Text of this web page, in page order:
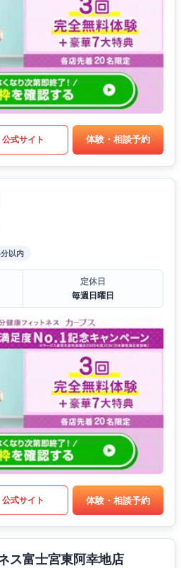
公式サイト 体験・相談予約
以内
定休日
毎週日曜日
公式サイト 体験・相談予約
ス富士宮東阿幸地店